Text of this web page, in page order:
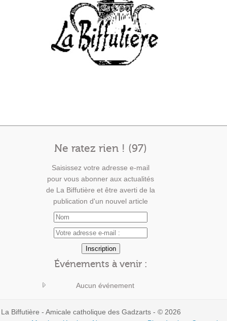
Ne ratez rien ! (97)
Saisissez votre adresse e-mail
pour vous abonner aux actualités
de La Biffutière et être averti de la
publication d'un nouvel article
Événements à venir :
Aucun événement
La Biffutière - Amicale catholique des Gadzarts - © 2026